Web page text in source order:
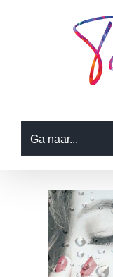
Ga naar...